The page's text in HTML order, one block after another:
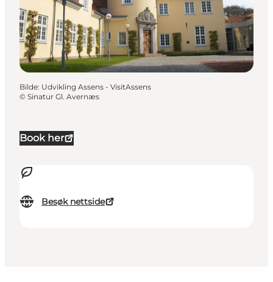
Book her
Besøk nettside
Bilde: Udvikling Assens - VisitAssens
© Sinatur Gl. Avernæs